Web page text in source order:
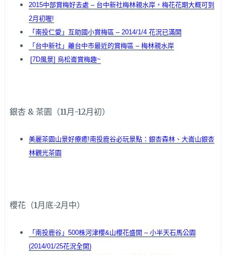
2015中部賞梅好去處 – 台中新社梅林親水岸，梅花花期大概可到
2月初喔!
「南投仁愛」互助國小賞梅區 – 2014/1/4 花況已滿開
「台中新社」離台中市最近的賞梅區 – 梅林親水岸
[7D風景] 烏松崙賞梅趣~
銀杏 & 茶園（11月-12月初）
美麗茶園山景好療癒!南投鹿谷必玩景點：銀杏森林、大崙山銀杏
林觀光茶園
櫻花（1月底-2月中）
「南投鹿谷」500株河津櫻&山櫻花盛開 – 小半天石馬公園
(2014/01/25花況全開)